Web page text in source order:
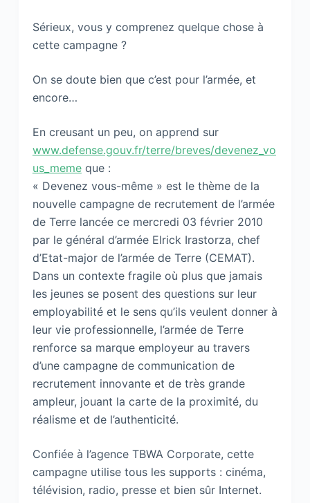
Sérieux, vous y comprenez quelque chose à
cette campagne ?
On se doute bien que c’est pour l’armée, et
encore…
En creusant un peu, on apprend sur
www.defense.gouv.fr/terre/breves/devenez_vo
us_memeque :
« Devenez vous-même » est le thème de la
nouvelle campagne de recrutement de l’armée
de Terre lancée ce mercredi 03 février 2010
par le général d’armée Elrick Irastorza, chef
d’Etat-major de l’armée de Terre (CEMAT).
Dans un contexte fragile où plus que jamais
les jeunes se posent des questions sur leur
employabilité et le sens qu’ils veulent donner à
leur vie professionnelle, l’armée de Terre
renforce sa marque employeur au travers
d’une campagne de communication de
recrutement innovante et de très grande
ampleur, jouant la carte de la proximité, du
réalisme et de l’authenticité.
Confiée à l’agence TBWA Corporate, cette
campagne utilise tous les supports : cinéma,
télévision, radio, presse et bien sûr Internet.